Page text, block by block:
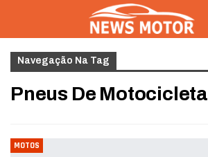
Navegação Na Tag
Pneus De Motocicleta
MOTOS